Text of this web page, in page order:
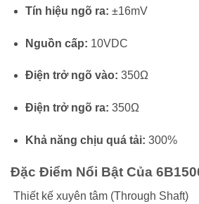
Tín hiệu ngõ ra: ±16mV
Nguồn cấp: 10VDC
Điện trở ngõ vào: 350Ω
Điện trở ngõ ra: 350Ω
Khả năng chịu quá tải: 300%
Đặc Điểm Nổi Bật Của
Thiết kế xuyên tâm (Through Shaft)